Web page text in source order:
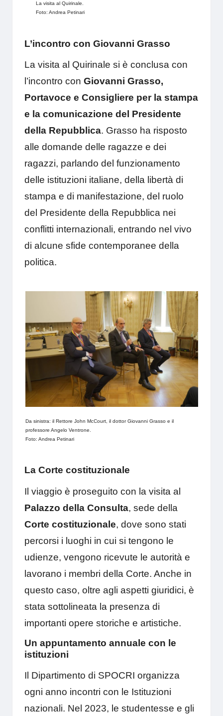
La visita al Quirinale.
Foto: Andrea Petinari
L’incontro con Giovanni Grasso
La visita al Quirinale si è conclusa con
l’incontro con Giovanni Grasso,
Portavoce e Consigliere per la stampa
e la comunicazione del Presidente
della Repubblica. Grasso ha risposto
alle domande delle ragazze e dei
ragazzi, parlando del funzionamento
delle istituzioni italiane, della libertà di
stampa e di manifestazione, del ruolo
del Presidente della Repubblica nei
conflitti internazionali, entrando nel vivo
di alcune sfide contemporanee della
politica.
Da sinistra: il Rettore John McCourt, il dottor Giovanni Grasso e il
professore Angelo Ventrone.
Foto: Andrea Petinari
La Corte costituzionale
Il viaggio è proseguito con la visita al
Palazzo della Consulta, sede della
Corte costituzionale, dove sono stati
percorsi i luoghi in cui si tengono le
udienze, vengono ricevute le autorità e
lavorano i membri della Corte. Anche in
questo caso, oltre agli aspetti giuridici, è
stata sottolineata la presenza di
importanti opere storiche e artistiche.
Un appuntamento annuale con le
istituzioni
Il Dipartimento di SPOCRI organizza
ogni anno incontri con le Istituzioni
nazionali. Nel 2023, le studentesse e gli